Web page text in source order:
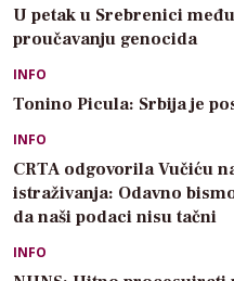
U petak u Srebrenici
proučavanju genocida
INFO
Tonino Picula: Srbija je
INFO
CRTA odgovorila Vučiću
istraživanja: Odavno
da naši podaci nisu tačni
INFO